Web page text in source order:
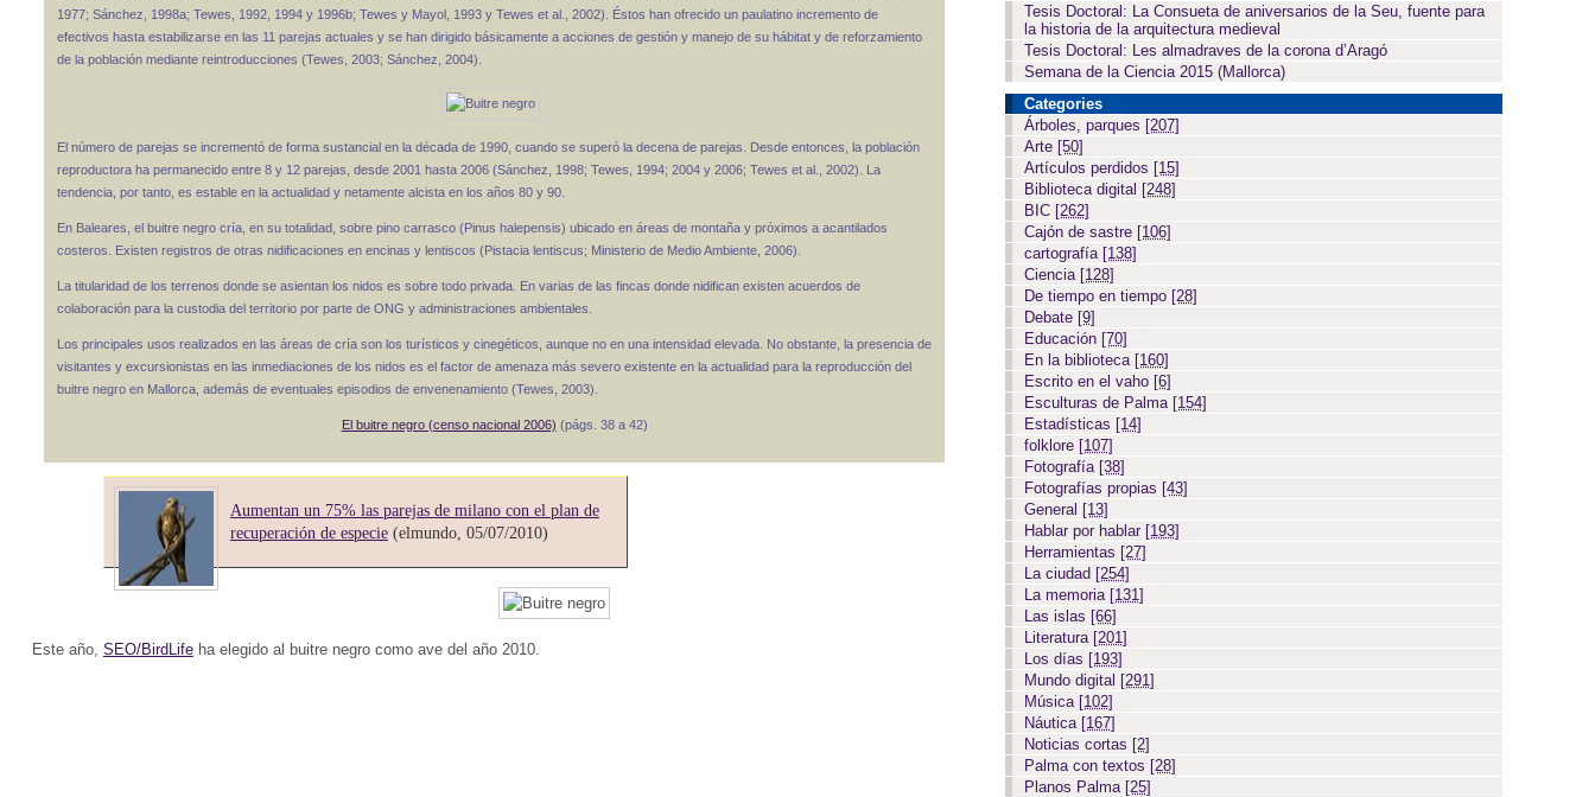
1977; Sánchez, 1998a; Tewes, 1992, 1994 y 1996b; Tewes y Mayol, 1993 y Tewes et al., 2002). Éstos han ofrecido un paulatino incremento de
efectivos hasta estabilizarse en las 11 parejas actuales y se han dirigido básicamente a acciones de gestión y manejo de su hábitat y de reforzamiento
de la población mediante reintroducciones (Tewes, 2003; Sánchez, 2004).
El número de parejas se incrementó de forma sustancial en la década de 1990, cuando se superó la decena de parejas. Desde entonces, la población
reproductora ha permanecido entre 8 y 12 parejas, desde 2001 hasta 2006 (Sánchez, 1998; Tewes, 1994; 2004 y 2006; Tewes et al., 2002). La
tendencia, por tanto, es estable en la actualidad y netamente alcista en los años 80 y 90.
En Baleares, el buitre negro cría, en su totalidad, sobre pino carrasco (Pinus halepensis) ubicado en áreas de montaña y próximos a acantilados
costeros. Existen registros de otras nidificaciones en encinas y lentiscos (Pistacia lentiscus; Ministerio de Medio Ambiente, 2006).
La titularidad de los terrenos donde se asientan los nidos es sobre todo privada. En varias de las fincas donde nidifican existen acuerdos de
colaboración para la custodia del territorio por parte de ONG y administraciones ambientales.
Los principales usos realizados en las áreas de cría son los turísticos y cinegéticos, aunque no en una intensidad elevada. No obstante, la presencia de
visitantes y excursionistas en las inmediaciones de los nidos es el factor de amenaza más severo existente en la actualidad para la reproducción del
buitre negro en Mallorca, además de eventuales episodios de envenenamiento (Tewes, 2003).
El buitre negro (censo nacional 2006) (págs. 38 a 42)
Aumentan un 75% las parejas de milano con el plan de
recuperación de especie(elmundo, 05/07/2010)
Este año, SEO/BirdLifeha elegido al buitre negro como ave del año 2010.
Tesis Doctoral: La Consueta de aniversarios de la Seu, fuente para
la historia de la arquitectura medieval
Tesis Doctoral: Les almadraves de la corona d’Aragó
Semana de la Ciencia 2015 (Mallorca)
Categories
Árboles, parques [207]
Arte [50]
Artículos perdidos [15]
Biblioteca digital [248]
BIC [262]
Cajón de sastre [106]
cartografía [138]
Ciencia [128]
De tiempo en tiempo [28]
Debate [9]
Educación [70]
En la biblioteca [160]
Escrito en el vaho [6]
Esculturas de Palma [154]
Estadísticas [14]
folklore [107]
Fotografía [38]
Fotografías propias [43]
General [13]
Hablar por hablar [193]
Herramientas [27]
La ciudad [254]
La memoria [131]
Las islas [66]
Literatura [201]
Los días [193]
Mundo digital [291]
Música [102]
Náutica [167]
Noticias cortas [2]
Palma con textos [28]
Planos Palma [25]